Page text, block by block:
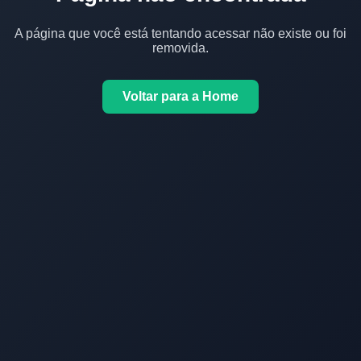
A página que você está tentando acessar não existe ou foi
removida.
Voltar para a Home